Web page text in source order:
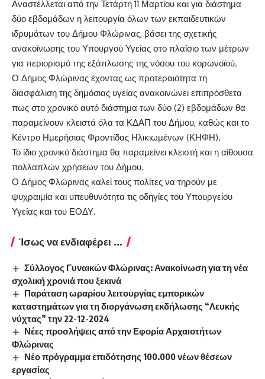
Αναστέλλεται από την Τετάρτη 11 Μαρτίου και για διάστημα
δύο εβδομάδων η λειτουργία όλων των εκπαιδευτικών
ιδρυμάτων του Δήμου Φλώρινας, βάσει της σχετικής
ανακοίνωσης του Υπουργού Υγείας στο πλαίσιο των μέτρων
για περιορισμό της εξάπλωσης της νόσου του κορωνοϊού.
Ο Δήμος Φλώρινας έχοντας ως προτεραιότητα τη
διασφάλιση της δημόσιας υγείας ανακοινώνει επιπρόσθετα
πως στο χρονικό αυτό διάστημα των δύο (2) εβδομάδων θα
παραμείνουν κλειστά όλα τα ΚΔΑΠ του Δήμου, καθώς και το
Κέντρο Ημερήσιας Φροντίδας Ηλικιωμένων (ΚΗΦΗ).
Το ίδιο χρονικό διάστημα θα παραμείνει κλειστή και η αίθουσα
πολλαπλών χρήσεων του Δήμου.
Ο Δήμος Φλώρινας καλεί τους πολίτες να τηρούν με
ψυχραιμία και υπευθυνότητα τις οδηγίες του Υπουργείου
Υγείας και του ΕΟΔΥ.
Ίσως να ενδιαφέρει ...
Σύλλογος Γυναικών Φλώρινας: Ανακοίνωση για τη νέα
σχολική χρονιά που ξεκινά
Παράταση ωραρίου λειτουργίας εμπορικών
καταστημάτων για τη διοργάνωση εκδήλωσης “Λευκής
νύχτας” την 22-12-2024
Νέες προσλήψεις από την Εφορία Αρχαιοτήτων
Φλώρινας
Νέο πρόγραμμα επιδότησης 100.000 νέων θέσεων
εργασίας